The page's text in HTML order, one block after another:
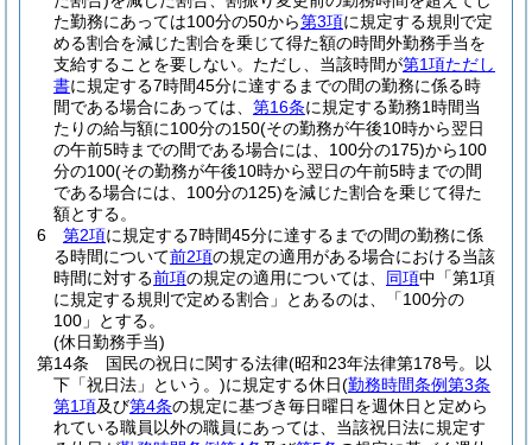
た勤務にあっては100分の50から第3項に規定する規則で定
める割合を減じた割合を乗じて得た額の時間外勤務手当を
支給することを要しない。 ただし、当該時間が第1項ただし
書に規定する7時間45分に達するまでの間の勤務に係る時
間である場合にあっては、 第16条に規定する勤務1時間当
たりの給与額に100分の150(その勤務が午後10時から翌日
の午前5時までの間である場合には、100分の175)から100
分の100(その勤務が午後10時から翌日の午前5時までの間
である場合には、100分の125)を減じた割合を乗じて得た
額とする。
6
第2項に規定する7時間45分に達するまでの間の勤務に係
る時間について前2項の規定の適用がある場合における当該
時間に対する前項の規定の適用については、 同項中「第1項
に規定する規則で定める割合」とあるのは、「100分の
100」とする。
(休日勤務手当)
第14条
国民の祝日に関する法律(昭和23年法律第178号。以
下「祝日法」という。)に規定する休日(勤務時間条例第3条
第1項及び第4条の規定に基づき毎日曜日を週休日と定めら
れている職員以外の職員にあっては、当該祝日法に規定す